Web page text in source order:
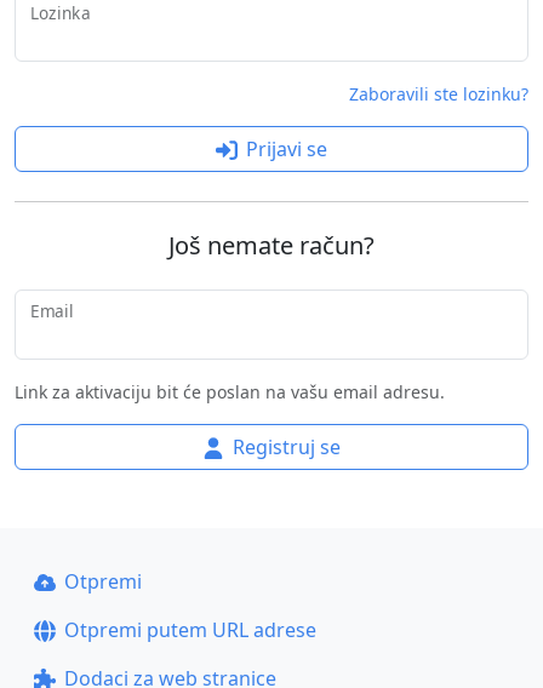
Lozinka
Zaboravili ste lozinku?
Prijavi se
Još nemate račun?
Email
Link za aktivaciju bit će poslan na vašu email adresu.
Registruj se
Otpremi
Otpremi putem URL adrese
Dodaci za web stranice